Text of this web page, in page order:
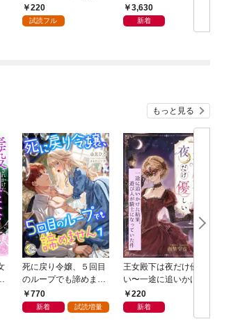
は推しのメロ声配信者
でした～: 1
220
試読フル
3,630
新着
もっと見る
死に戻り令嬢、５回目
のループでも諦めませ
ん１770
新着 試読増量
王女殿下は夜だけ優し
い〜一途に追いかけた
結果、遊び人が騎士に
なっていた件〜
220
新着